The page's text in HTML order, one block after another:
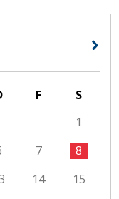
»
F
S
1
7
8
14
15